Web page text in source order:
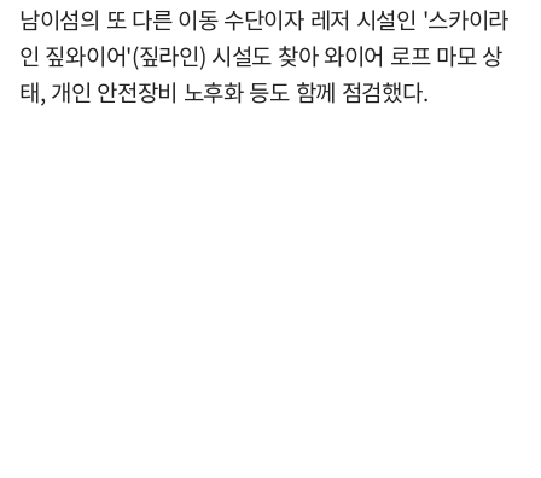
남이섬의 또 다른 이동 수단이자 레저 시설인 '스카이라
인 짚와이어'(짚라인) 시설도 찾아 와이어 로프 마모 상
태, 개인 안전장비 노후화 등도 함께 점검했다.